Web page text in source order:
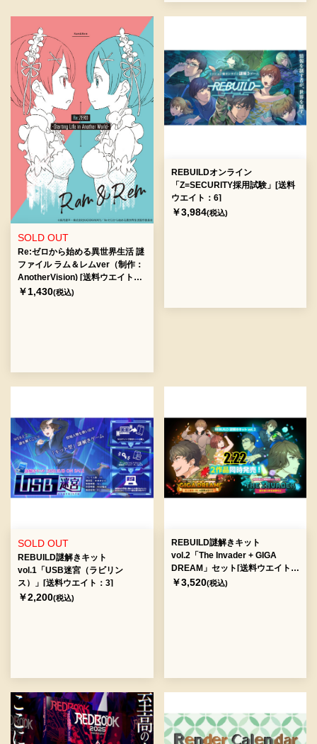
SOLD OUT
Re:ゼロから始める異世界生活 謎
ファイル ラム＆レムver（制作：
AnotherVision) [送料ウエイト：
2]
￥1,430(税込)
REBUILDオンライン
「Z=SECURITY採用試験」[送料
ウエイト：6]
￥3,984(税込)
SOLD OUT
REBUILD謎解きキット
vol.1「USB迷宮（ラビリン
ス）」[送料ウエイト：3]
￥2,200(税込)
REBUILD謎解きキット
vol.2「The Invader + GIGA
DREAM」セット[送料ウエイト：
3]
￥3,520(税込)